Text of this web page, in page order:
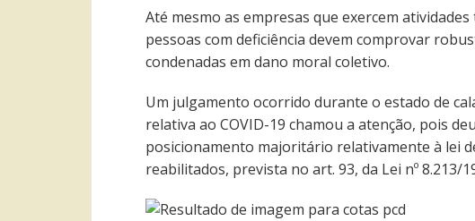
Até mesmo as empresas que exercem
pessoas com deficiência devem comprovar
condenadas em dano moral coletivo.
Um julgamento ocorrido durante o estado de
relativa ao COVID-19 chamou a atenção, pois
posicionamento majoritário relativamente à lei
reabilitados, prevista no art. 93, da Lei nº 8.213/